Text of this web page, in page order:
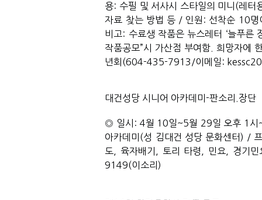
용: 수필 및 서사시 스타일의 미니(레터
자료 찾는 방법 등 / 인원: 선착순 10
비고: 수료생 작품은 뉴스레터 ‘늘푸른
작품공모”시 가산점 부여함. 희망자에
년회(604-435-7913/이메일:
대건성당 시니어 아카데미-판소리.장단
◎ 일시: 4월 10일~5월 29일 오후 1시
아카데미(성 김대건 성당 문화센터) /
도, 육자배기, 토리 타령, 민요, 경기
9149(이소리)